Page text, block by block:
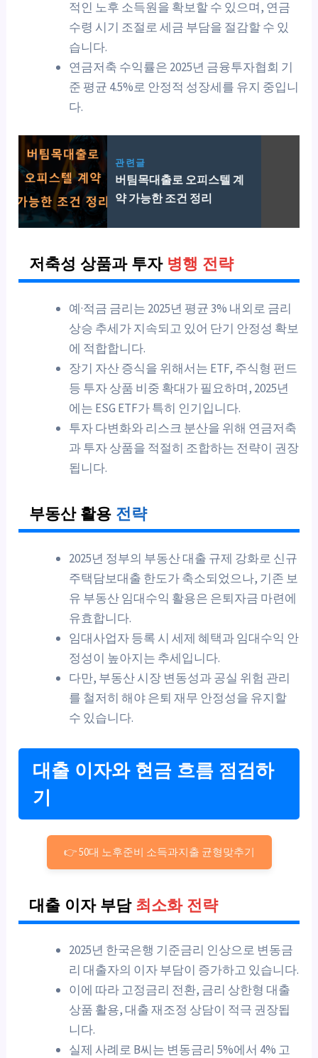
적인 노후 소득원을 확보할 수 있으며, 연금
수령 시기 조절로 세금 부담을 절감할 수 있
습니다.
연금저축 수익률은 2025년 금융투자협회 기
준 평균 4.5%로 안정적 성장세를 유지 중입니
다.
관련글
버팀목대출로 오피스텔 계
약 가능한 조건 정리
저축성 상품과 투자 병행 전략
예·적금 금리는 2025년 평균 3% 내외로 금리
상승 추세가 지속되고 있어 단기 안정성 확보
에 적합합니다.
장기 자산 증식을 위해서는 ETF, 주식형 펀드
등 투자 상품 비중 확대가 필요하며, 2025년
에는 ESG ETF가 특히 인기입니다.
투자 다변화와 리스크 분산을 위해 연금저축
과 투자 상품을 적절히 조합하는 전략이 권장
됩니다.
부동산 활용 전략
2025년 정부의 부동산 대출 규제 강화로 신규
주택담보대출 한도가 축소되었으나, 기존 보
유 부동산 임대수익 활용은 은퇴자금 마련에
유효합니다.
임대사업자 등록 시 세제 혜택과 임대수익 안
정성이 높아지는 추세입니다.
다만, 부동산 시장 변동성과 공실 위험 관리
를 철저히 해야 은퇴 재무 안정성을 유지할
수 있습니다.
대출 이자와 현금 흐름 점검하
기
👉 50대 노후준비 소득과지출 균형맞추기
대출 이자 부담 최소화 전략
2025년 한국은행 기준금리 인상으로 변동금
리 대출자의 이자 부담이 증가하고 있습니다.
이에 따라 고정금리 전환, 금리 상한형 대출
상품 활용, 대출 재조정 상담이 적극 권장됩
니다.
실제 사례로 B씨는 변동금리 5%에서 4% 고